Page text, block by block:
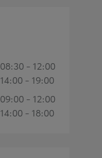
08:30 - 12:00
14:00 - 19:00
09:00 - 12:00
14:00 - 18:00